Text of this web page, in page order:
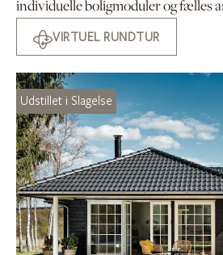
individuelle boligmoduler og fælles
VIRTUEL RUNDTUR
Udstillet i Slagelse